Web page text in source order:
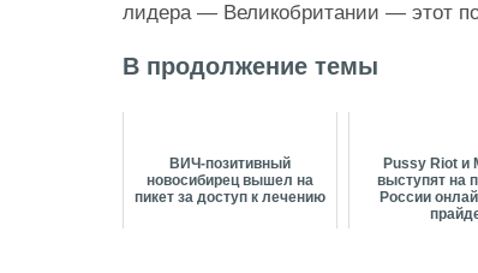
лидера — Великобритании — этот
В продолжение темы
ВИЧ-позитивный
новосибирец вышел на
пикет за доступ к лечению
Pussy Riot и
выступят на
России